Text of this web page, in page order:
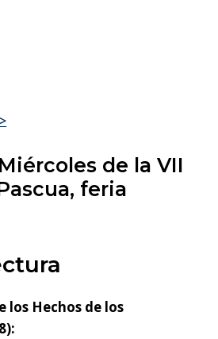
de la VII
feria
los Hechos de los